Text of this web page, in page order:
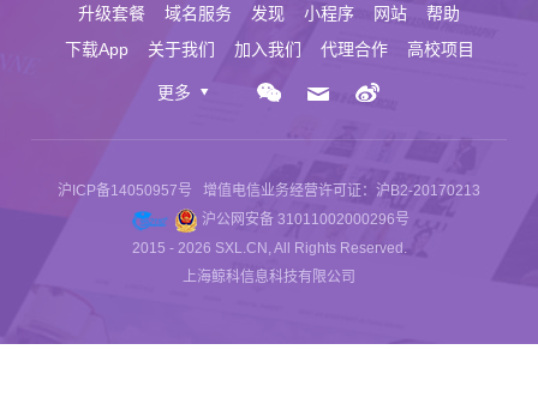
升级套餐 域名服务 发现 小程序 网站
帮助
下载App
关于我们 加入我们 代理合作 高校项目
更多
沪ICP备14050957号
增值电信业务经营许可证：沪B2-20170213
沪公网安备 31011002000296号
2015 - 2026 SXL.CN, All Rights Reserved.
上海鲸科信息科技有限公司